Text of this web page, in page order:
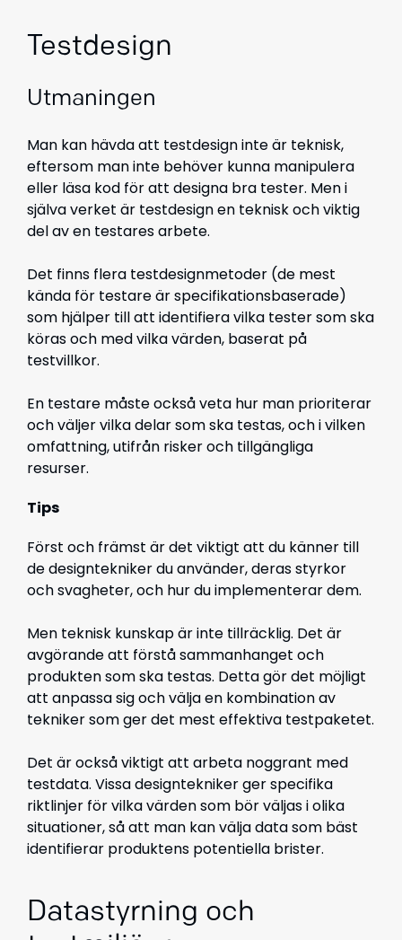
Testdesign
Utmaningen
Man kan hävda att testdesign inte är teknisk,
eftersom man inte behöver kunna manipulera
eller läsa kod för att designa bra tester. Men i
själva verket är testdesign en teknisk och viktig
del av en testares arbete.
Det finns flera testdesignmetoder (de mest
kända för testare är specifikationsbaserade)
som hjälper till att identifiera vilka tester som ska
köras och med vilka värden, baserat på
testvillkor.
En testare måste också veta hur man prioriterar
och väljer vilka delar som ska testas, och i vilken
omfattning, utifrån risker och tillgängliga
resurser.
Tips
Först och främst är det viktigt att du känner till
de designtekniker du använder, deras styrkor
och svagheter, och hur du implementerar dem.
Men teknisk kunskap är inte tillräcklig. Det är
avgörande att förstå sammanhanget och
produkten som ska testas. Detta gör det möjligt
att anpassa sig och välja en kombination av
tekniker som ger det mest effektiva testpaketet.
Det är också viktigt att arbeta noggrant med
testdata. Vissa designtekniker ger specifika
riktlinjer för vilka värden som bör väljas i olika
situationer, så att man kan välja data som bäst
identifierar produktens potentiella brister.
Datastyrning och